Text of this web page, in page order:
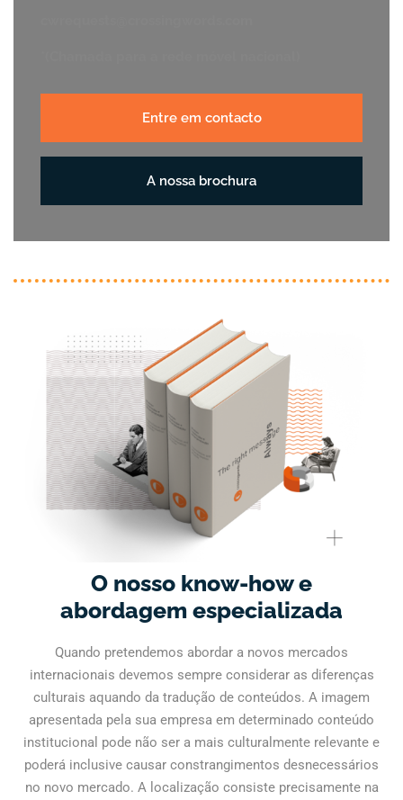
Entre em contacto
A nossa brochura
O nosso know-how e
abordagem especializada
Quando pretendemos abordar a novos mercados
internacionais devemos sempre considerar as diferenças
culturais aquando da tradução de conteúdos. A imagem
apresentada pela sua empresa em determinado conteúdo
institucional pode não ser a mais culturalmente relevante e
poderá inclusive causar constrangimentos desnecessários
no novo mercado. A localização consiste precisamente na